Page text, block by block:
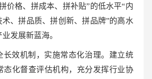
价格、拼成本、拼补贴”的低水平“内
术、拼品质、拼创新、拼品牌”的高水
发展新蓝海。
长效机制，实施常态化治理。建立统
态化督查评估机构，充分发挥行业协